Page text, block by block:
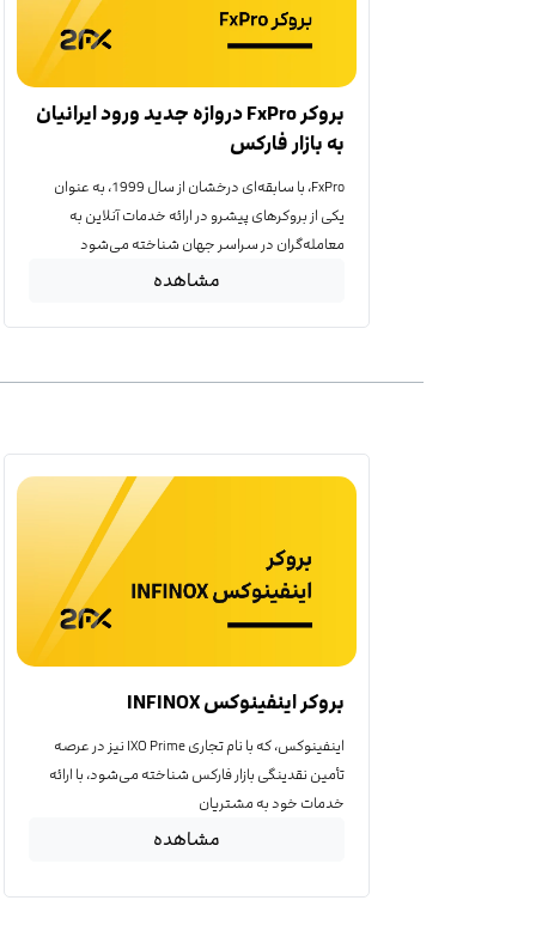
بروکر FxPro دروازه جدید ورود ایرانیان
به بازار فارکس
FxPro، با سابقه‌ای درخشان از سال 1999، به عنوان
یکی از بروکرهای پیشرو در ارائه خدمات آنلاین به
معامله‌گران در سراسر جهان شناخته می‌شود
مشاهده
بروکر اینفینوکس INFINOX
اینفینوکس، که با نام تجاری IXO Prime نیز در عرصه
تأمین نقدینگی بازار فارکس شناخته می‌شود، با ارائه
خدمات خود به مشتریان
مشاهده